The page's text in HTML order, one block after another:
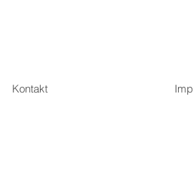
Kontakt